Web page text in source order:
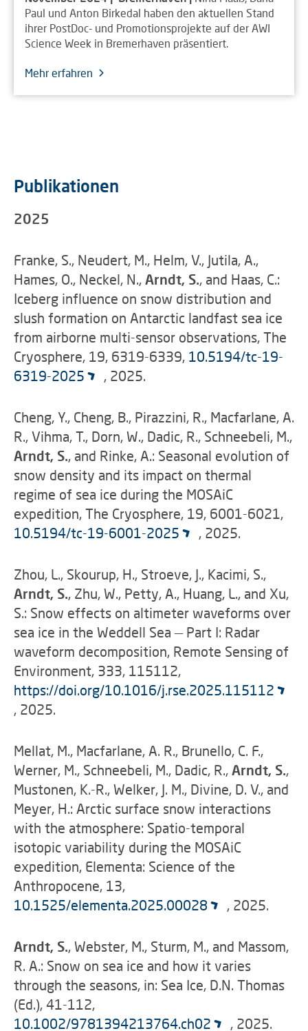
Paul und Anton Birkedal haben den aktuellen Stand
ihrer PostDoc- und Promotionsprojekte auf der AWI
Science Week in Bremerhaven präsentiert.
Mehr erfahren
Publikationen
2025
Franke, S., Neudert, M., Helm, V., Jutila, A.,
Hames, O., Neckel, N., Arndt, S., and Haas, C.:
Iceberg influence on snow distribution and
slush formation on Antarctic landfast sea ice
from airborne multi-sensor observations, The
Cryosphere, 19, 6319-6339, 10.5194/tc-19-
6319-2025
, 2025.
Cheng, Y., Cheng, B., Pirazzini, R., Macfarlane, A.
R., Vihma, T., Dorn, W., Dadic, R., Schneebeli, M.,
Arndt, S., and Rinke, A.: Seasonal evolution of
snow density and its impact on thermal
regime of sea ice during the MOSAiC
expedition, The Cryosphere, 19, 6001-6021,
10.5194/tc-19-6001-2025
, 2025.
Zhou, L., Skourup, H., Stroeve, J., Kacimi, S.,
Arndt, S., Zhu, W., Petty, A., Huang, L., and Xu,
S.: Snow effects on altimeter waveforms over
sea ice in the Weddell Sea — Part I: Radar
waveform decomposition, Remote Sensing of
Environment, 333, 115112,
https://doi.org/10.1016/j.rse.2025.115112
, 2025.
Mellat, M., Macfarlane, A. R., Brunello, C. F.,
Werner, M., Schneebeli, M., Dadic, R., Arndt, S.,
Mustonen, K.-R., Welker, J. M., Divine, D. V., and
Meyer, H.: Arctic surface snow interactions
with the atmosphere: Spatio-temporal
isotopic variability during the MOSAiC
expedition, Elementa: Science of the
Anthropocene, 13,
10.1525/elementa.2025.00028
, 2025.
Arndt, S., Webster, M., Sturm, M., and Massom,
R. A.: Snow on sea ice and how it varies
through the seasons, in: Sea Ice, D.N. Thomas
(Ed.), 41-112,
10.1002/9781394213764.ch02
, 2025.